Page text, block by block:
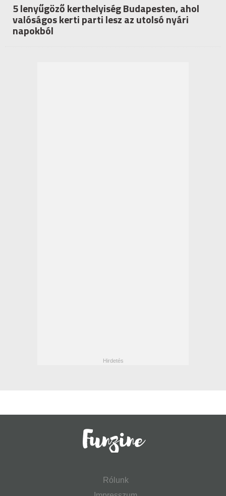
5 lenyűgöző kerthelyiség Budapesten, ahol
valóságos kerti parti lesz az utolsó nyári
napokból
Rólunk